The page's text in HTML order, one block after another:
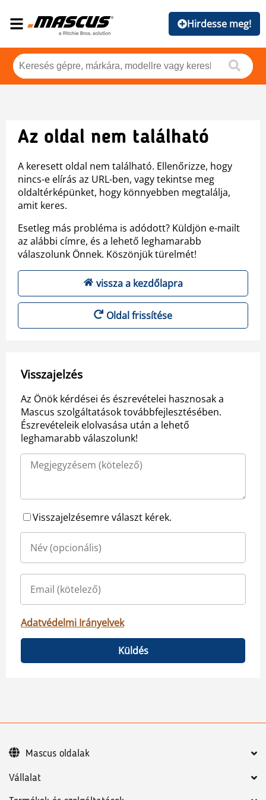
Hirdesse meg!
Az oldal nem található
A keresett oldal nem található. Ellenőrizze, hogy
nincs-e elírás az URL-ben, vagy tekintse meg
oldaltérképünket, hogy könnyebben megtalálja,
amit keres.
Esetleg más probléma is adódott? Küldjön e-mailt
az alábbi címre, és a lehető leghamarabb
válaszolunk Önnek. Köszönjük türelmét!
vissza a kezdőlapra
Oldal frissítése
Visszajelzés
Az Önök kérdései és észrevételei hasznosak a
Mascus szolgáltatások továbbfejlesztésében.
Észrevételeik elolvasása után a lehető
leghamarabb válaszolunk!
Visszajelzésemre választ kérek.
Adatvédelmi Irányelvek
Küldés
Vállalat
Mascus oldalak